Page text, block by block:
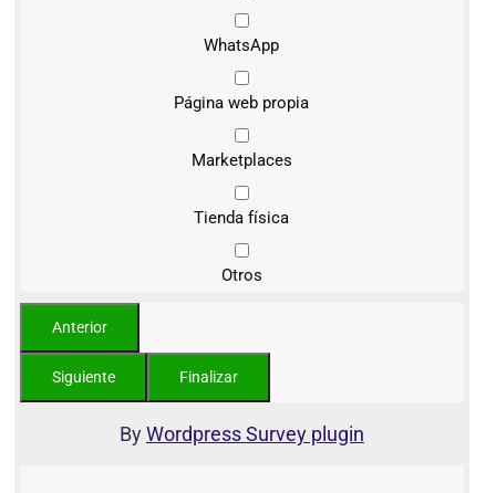
WhatsApp
Página web propia
Marketplaces
Tienda física
Otros
ByWordpress Survey plugin